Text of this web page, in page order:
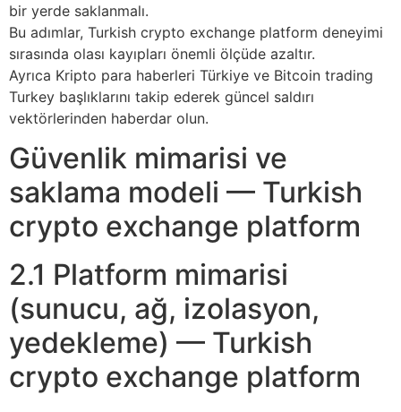
bir yerde saklanmalı.
Bu adımlar, Turkish crypto exchange platform deneyimi
sırasında olası kayıpları önemli ölçüde azaltır.
Ayrıca Kripto para haberleri Türkiye ve Bitcoin trading
Turkey başlıklarını takip ederek güncel saldırı
vektörlerinden haberdar olun.
Güvenlik mimarisi ve
saklama modeli — Turkish
crypto exchange platform
2.1 Platform mimarisi
(sunucu, ağ, izolasyon,
yedekleme) — Turkish
crypto exchange platform